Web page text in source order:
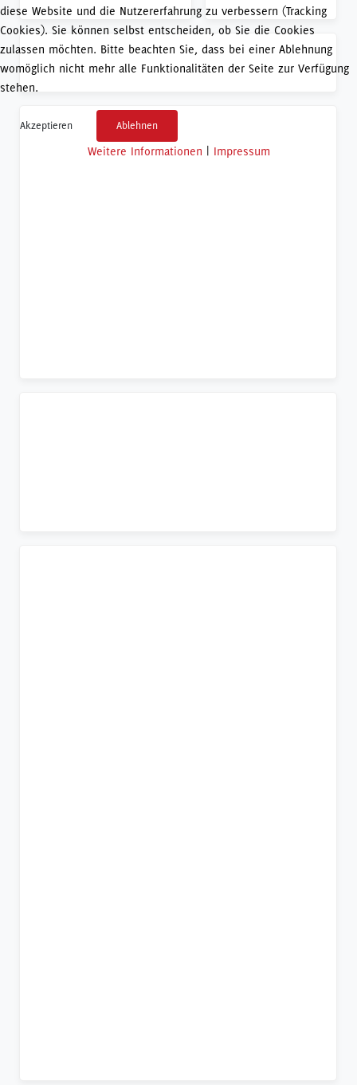
diese Website und die Nutzererfahrung zu verbessern (Tracking
Cookies). Sie können selbst entscheiden, ob Sie die Cookies
zulassen möchten. Bitte beachten Sie, dass bei einer Ablehnung
womöglich nicht mehr alle Funktionalitäten der Seite zur Verfügung
stehen.
Akzeptieren Ablehnen
Weitere Informationen Impressum